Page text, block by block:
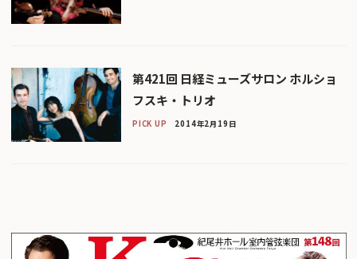
第421回 日経ミューズサロン ホルショ
フスキ・トリオ
PICK UP 2014年2月19日